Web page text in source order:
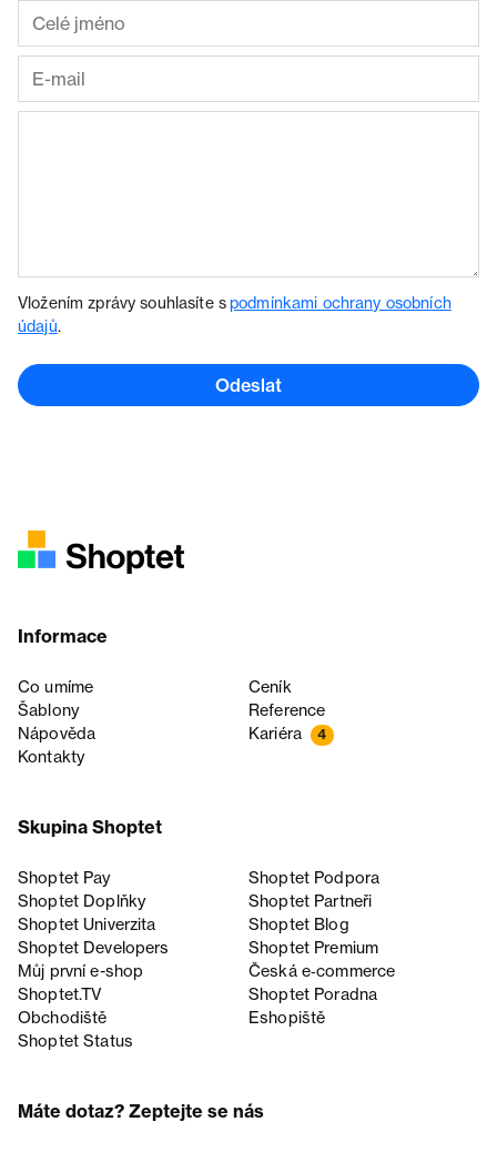
Vložením zprávy souhlasíte spodmínkami ochrany osobních
údajů.
Odeslat
Informace
Co umíme
Ceník
Šablony
Reference
Nápověda
Kariéra 4
Kontakty
Skupina Shoptet
Shoptet Pay
Shoptet Podpora
Shoptet Doplňky
Shoptet Partneři
Shoptet Univerzita
Shoptet Blog
Shoptet Developers
Shoptet Premium
Můj první e-shop
Česká e‑commerce
Shoptet.TV
Shoptet Poradna
Obchodiště
Eshopiště
Shoptet Status
Máte dotaz? Zeptejte se nás